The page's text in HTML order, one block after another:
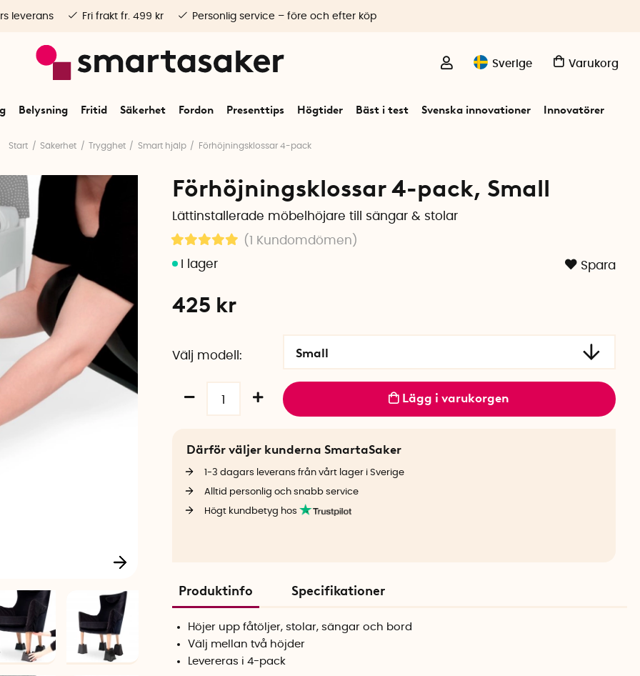
Sverige Varukorg
Belysning Fritid Säkerhet Fordon Presenttips Högtider Bäst i test Svenska innovationer Innovatörer
leverans Fri frakt fr. 499 kr Personlig service – före och efter köp
Start Säkerhet Trygghet Smart hjälp Förhöjningsklossar 4-pack
Förhöjningsklossar 4-pack, Small
Lättinstallerade möbelhöjare till sängar & stolar
(1 Kundomdömen )
Spara
425 kr
Välj modell Small
Lägg i varukorgen
Därför väljer kunderna SmartaSaker
1-3 dagars leverans från vårt lager i Sverige
Alltid personlig och snabb service
Högt kundbetyg hos
Produktinfo Specifikationer
Höjer upp fåtöljer, stolar, sängar och bord
Välj mellan två höjder
Levereras i 4-pack